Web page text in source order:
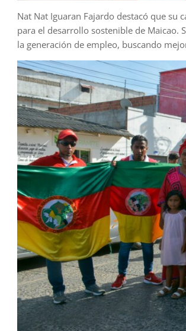
Nat Nat Iguaran Fajardo destacó que su
para el desarrollo sostenible de Maicao.
la generación de empleo, buscando